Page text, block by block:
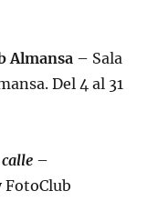
Almansa – Sala
Del 4 al 31
–
FotoClub